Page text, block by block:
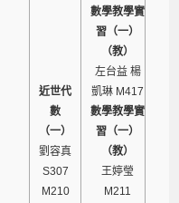
近世代
數
（一）
劉容真
S307
M210
數學教學實
習（一）
（教）
左台益 楊
凱琳 M417
數學教學實
習（一）
（教）
王婷瑩
M211